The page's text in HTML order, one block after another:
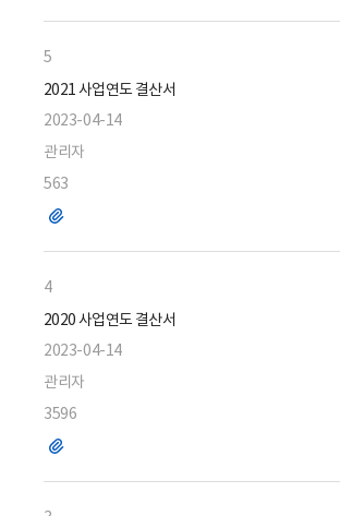
5
2021 사업연도 결산서
2023-04-14
관리자
563
파
4
2020 사업연도 결산서
2023-04-14
관리자
3596
파